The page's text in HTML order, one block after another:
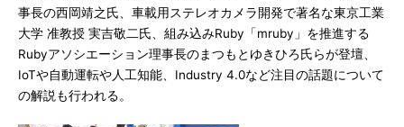
事長の西岡靖之氏、車載用ステレオカメラ開発で著名な東京工業
大学 准教授 実吉敬二氏、組み込みRuby「mruby」を推進する
Rubyアソシエーション理事長のまつもとゆきひろ氏らが登壇、
IoTや自動運転や人工知能、Industry 4.0など注目の話題について
の解説も行われる。